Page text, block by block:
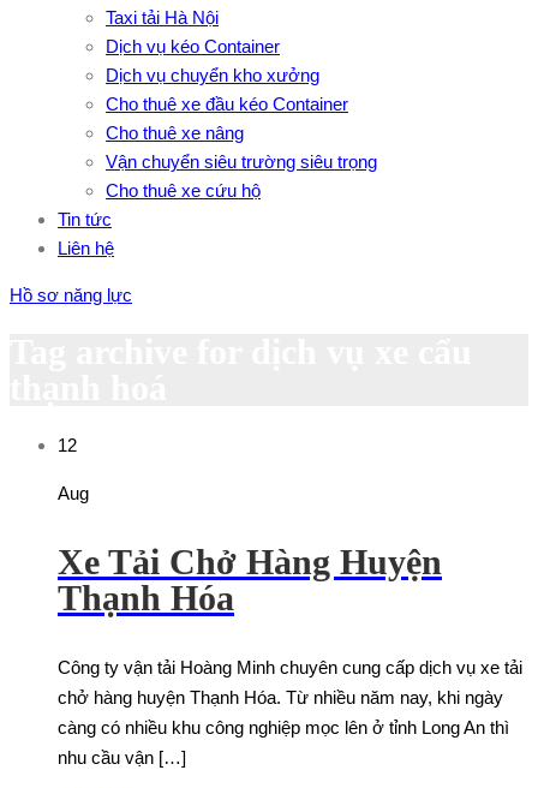
Taxi tải Hà Nội
Dịch vụ kéo Container
Dịch vụ chuyển kho xưởng
Cho thuê xe đầu kéo Container
Cho thuê xe nâng
Vận chuyển siêu trường siêu trọng
Cho thuê xe cứu hộ
Tin tức
Liên hệ
Hồ sơ năng lực
12
Aug
Xe Tải Chở Hàng Huyện
Thạnh Hóa
Công ty vận tải Hoàng Minh chuyên cung cấp dịch vụ xe tải
chở hàng huyện Thạnh Hóa. Từ nhiều năm nay, khi ngày
càng có nhiều khu công nghiệp mọc lên ở tỉnh Long An thì
nhu cầu vận […]